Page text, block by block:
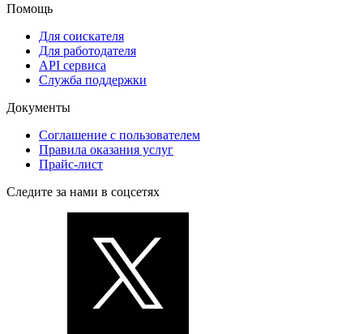
Помощь
Для соискателя
Для работодателя
API сервиса
Служба поддержки
Документы
Соглашение с пользователем
Правила оказания услуг
Прайс-лист
Следите за нами в соцсетях